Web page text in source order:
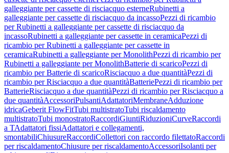
galleggiante per cassette di risciacquo esterneRubinetti a
galleggiante per cassette di risciacquo da incassoPezzi di ricambio
per Rubinetti a galleggiante per cassette di risciacquo da
incassoRubinetti a galleggiante per cassette in ceramicaPezzi di
ricambio per Rubinetti a galleggiante per cassette in
ceramicaRubinetti a galleggiante per MonolithPezzi di ricambio per
Rubinetti a galleggiante per MonolithBatterie di scaricoPezzi di
ricambio per Batterie di scaricoRisciacquo a due quantitàPezzi di
ricambio per Risciacquo a due quantitàBatteriePezzi di ricambio per
BatterieRisciacquo a due quantitàPezzi di ricambio per Risciacquo a
due quantitàAccessoriPulsantiAdattatoriMembraneAdduzione
idricaGeberit FlowFitTubi multistratoTubi riscaldamento
multistratoTubi monostratoRaccordiGiuntiRiduzioniCurveRaccordi
a TAdattatori fissiAdattatori e collegamenti,
smontabiliChiusureRaccordiCollettori con raccordo filettatoRaccordi
per riscaldamentoChiusure per riscaldamentoAccessoriIsolanti per